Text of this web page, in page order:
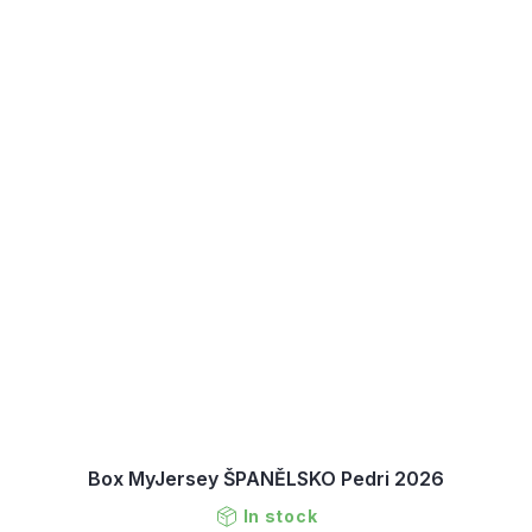
Box MyJersey ŠPANĚLSKO Pedri 2026
In stock